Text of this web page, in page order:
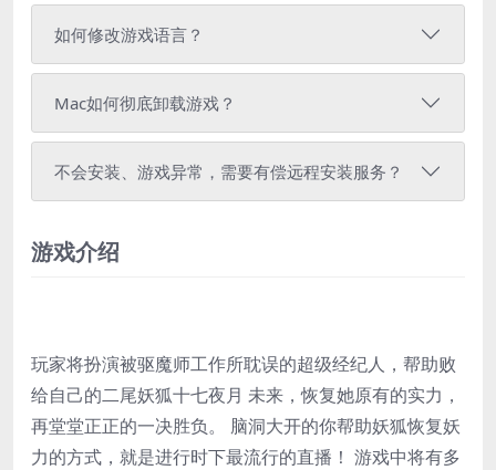
如何修改游戏语言？
Mac如何彻底卸载游戏？
不会安装、游戏异常，需要有偿远程安装服务？
游戏介绍
玩家将扮演被驱魔师工作所耽误的超级经纪人，帮助败
给自己的二尾妖狐十七夜月 未来，恢复她原有的实力，
再堂堂正正的一决胜负。 脑洞大开的你帮助妖狐恢复妖
力的方式，就是进行时下最流行的直播！ 游戏中将有多